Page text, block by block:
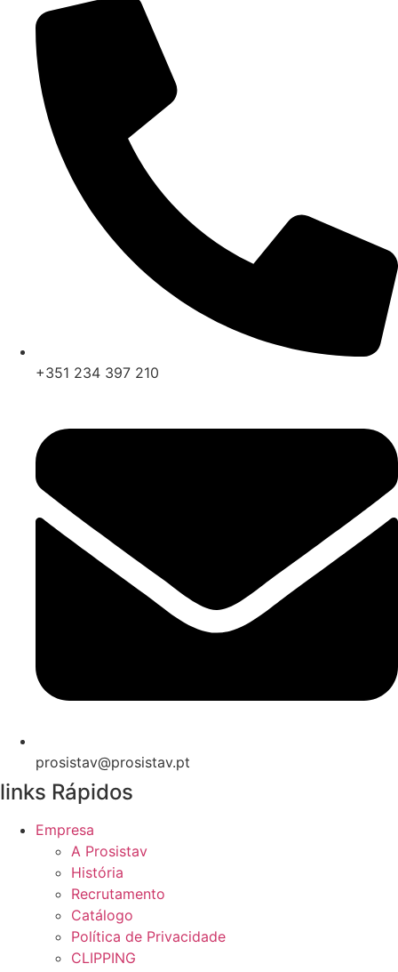
+351 234 397 210
prosistav@prosistav.pt
links Rápidos
Empresa
A Prosistav
História
Recrutamento
Catálogo
Política de Privacidade
CLIPPING